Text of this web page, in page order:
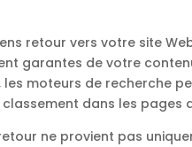
retour vers votre site
garantes de votre
les moteurs de recherche
dans les pages
ne provient pas